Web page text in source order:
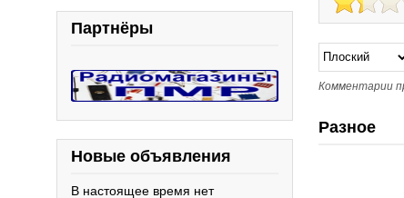
Партнёры
Новые объявления
В настоящее время нет
Комментарии
Разное